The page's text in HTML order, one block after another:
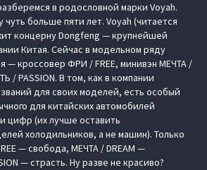
в родословной марки Voyah.
больше пяти лет. Voyah (читается
концерну Dongfeng — крупнейшей
Китая. Сейчас в модельном ряду
— кроссовер ФРИ / FREE, минивэн МЕЧТА /
/ PASSION. В том, как в компании
для своих моделей, есть особый
для китайских автомобилей
цифр (их лучше оставить
холодильников, а не машин). Только
— свобода, МЕЧТА / DREAM —
— страсть. Ну разве не красиво?